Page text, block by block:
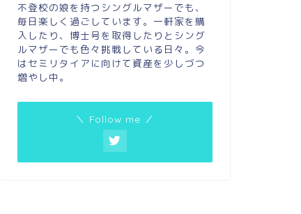
不登校の娘を持つシングルマザーでも、
毎日楽しく過ごしています。一軒家を購
入したり、博士号を取得したりとシング
ルマザーでも色々挑戦している日々。今
はセミリタイアに向けて資産を少しづつ
増やし中。
＼ Follow me ／